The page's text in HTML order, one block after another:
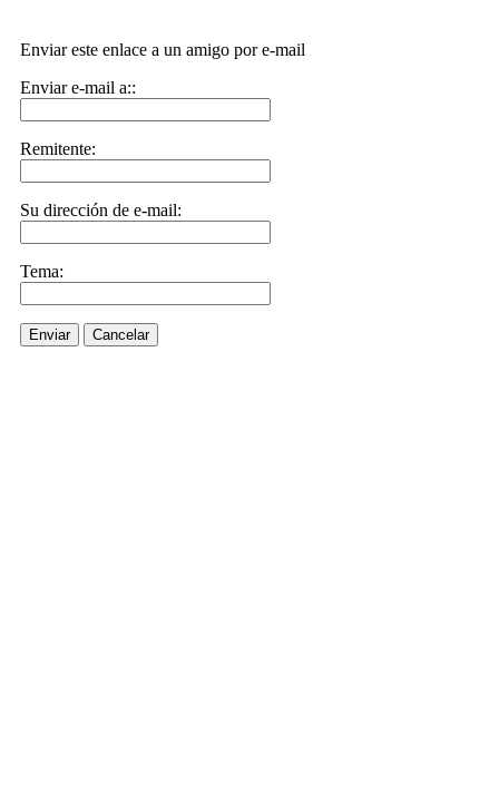
Enviar este enlace a un amigo por e-mail
Enviar e-mail a::
Remitente:
Su dirección de e-mail:
Tema:
Enviar Cancelar